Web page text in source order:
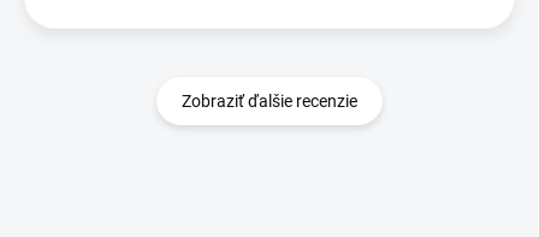
Zobraziť ďalšie recenzie